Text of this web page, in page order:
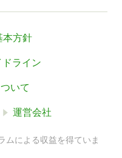
本方針
ライン
いて
運営会社
ムによる収益を得ていま